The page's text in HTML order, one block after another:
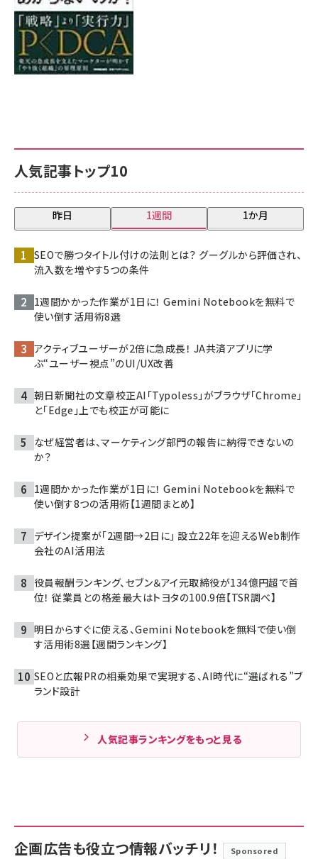
人気記事トップ10
昨日 1週間 1か月
SEOで勝つタイトル付けの法則とは？ グーグルから評価され、
流入数を増やす5つの条件
1週間かかった作業が1日に！ Gemini Notebookを無料で
使い倒す活用術8選
アクティブユーザーが2倍に急成長！ JA共済アプリに学
ぶ“ユーザー視点”のUI/UX改善
朝日新聞社の文章校正AI「Typoless」がブラウザ「Chrome」
と「Edge」上でも校正が可能に
なぜ経営者は、マーケティング部門の報告に納得できないの
か？
1週間かかった作業が1日に！ Gemini Notebookを無料で
使い倒す8つの活用術【1週間まとめ】
デザイン提案が「2週間→2日に」 設立22年を迎えるWeb制作
会社のAI活用法
役員報酬ランキング、セブン＆アイ元取締役が134億円超で首
位！ 従業員との格差最大はトヨタの100.9倍【TSR調べ】
明日からすぐに使える、Gemini Notebookを無料で使い倒
す活用術8選【週間ランキング】
SEOと広報PRの相乗効果で実現する、AI時代に“選ばれる”ブ
ランド設計
人気記事ランキングをもっと見る
企画広告も役立つ情報バッチリ！ Sponsored